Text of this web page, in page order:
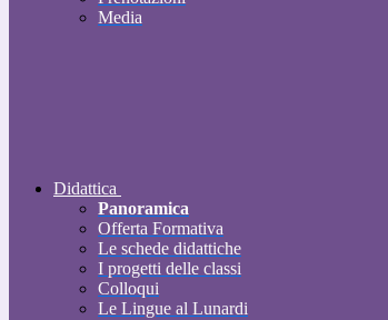
Media
Didattica
Panoramica
Offerta Formativa
Le schede didattiche
I progetti delle classi
Colloqui
Le Lingue al Lunardi